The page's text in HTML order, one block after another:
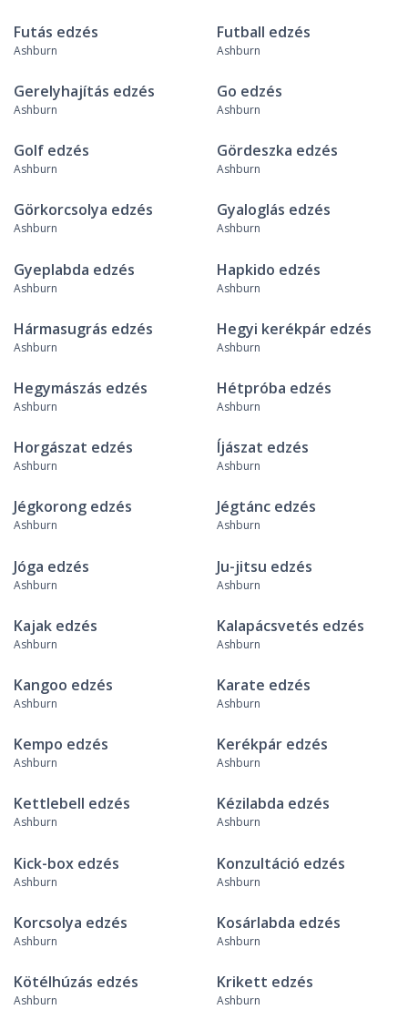
Futás edzés
Ashburn
Futball edzés
Ashburn
Gerelyhajítás edzés
Ashburn
Go edzés
Ashburn
Golf edzés
Ashburn
Gördeszka edzés
Ashburn
Görkorcsolya edzés
Ashburn
Gyaloglás edzés
Ashburn
Gyeplabda edzés
Ashburn
Hapkido edzés
Ashburn
Hármasugrás edzés
Ashburn
Hegyi kerékpár edzés
Ashburn
Hegymászás edzés
Ashburn
Hétpróba edzés
Ashburn
Horgászat edzés
Ashburn
Íjászat edzés
Ashburn
Jégkorong edzés
Ashburn
Jégtánc edzés
Ashburn
Jóga edzés
Ashburn
Ju-jitsu edzés
Ashburn
Kajak edzés
Ashburn
Kalapácsvetés edzés
Ashburn
Kangoo edzés
Ashburn
Karate edzés
Ashburn
Kempo edzés
Ashburn
Kerékpár edzés
Ashburn
Kettlebell edzés
Ashburn
Kézilabda edzés
Ashburn
Kick-box edzés
Ashburn
Konzultáció edzés
Ashburn
Korcsolya edzés
Ashburn
Kosárlabda edzés
Ashburn
Kötélhúzás edzés
Ashburn
Krikett edzés
Ashburn